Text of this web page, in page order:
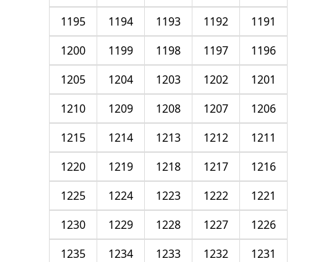
1191
1192
1193
1194
1195
1196
1197
1198
1199
1200
1201
1202
1203
1204
1205
1206
1207
1208
1209
1210
1211
1212
1213
1214
1215
1216
1217
1218
1219
1220
1221
1222
1223
1224
1225
1226
1227
1228
1229
1230
1231
1232
1233
1234
1235